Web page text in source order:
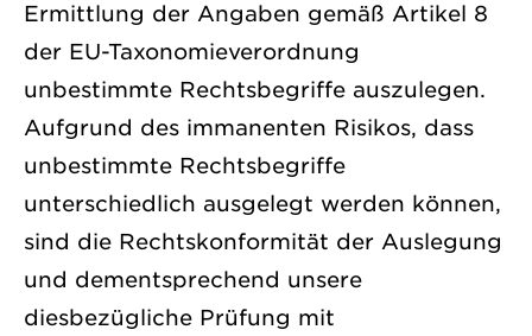
Ermittlung der Angaben gemäß Artikel 8
der EU-Taxonomieverordnung
unbestimmte Rechtsbegriffe auszulegen.
Aufgrund des immanenten Risikos, dass
unbestimmte Rechtsbegriffe
unterschiedlich ausgelegt werden können,
sind die Rechtskonformität der Auslegung
und dementsprechend unsere
diesbezügliche Prüfung mit